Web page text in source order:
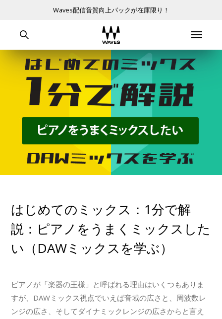
Waves配信音質向上パックが在庫限り！
はじめてのミックス：1分で解
説：ピアノをうまくミックスした
い（DAWミックスを学ぶ）
ピアノが「楽器の王様」と呼ばれる理由はいくつもありま
すが、DAWミックス視点でいえば音域の広さと、周波数レ
ンジの広さ、そしてダイナミックレンジの広さからと言え